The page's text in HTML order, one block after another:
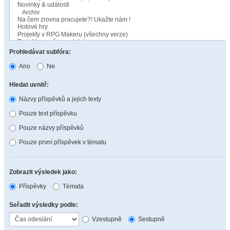
Prohledávat subfóra:
Ano
Ne
Hledat uvnitř:
Názvy příspěvků a jejich texty
Pouze text příspěvku
Pouze názvy příspěvků
Pouze první příspěvek v tématu
Zobrazit výsledek jako:
Příspěvky
Témata
Seřadit výsledky podle:
Vzestupně
Sestupně